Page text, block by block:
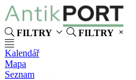
FILTRY
FILTRY
Kalendář
Mapa
Seznam